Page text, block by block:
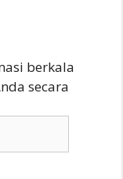
berkala
secara